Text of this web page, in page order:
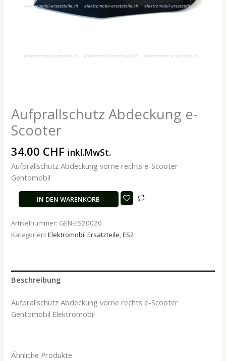
Aufprallschutz Abdeckung e-
Scooter
34.00 CHF inkl.MwSt.
Aufprallschutz Abdeckung vorne rechts e-Scooter
Gentomobil
IN DEN WARENKORB
Artikelnummer: GEN-ES20020
Kategorien:Elektromobil Ersatzteile,ES2
Beschreibung
Aufprallschutz Abdeckung vorne rechts e-Scooter
Gentomobil Elektromobil
Ähnliche Produkte